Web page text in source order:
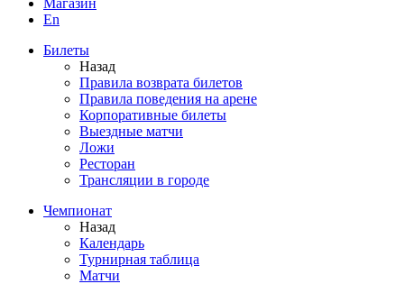
Магазин
En
Билеты
Назад
Правила возврата билетов
Правила поведения на арене
Корпоративные билеты
Выездные матчи
Ложи
Ресторан
Трансляции в городе
Чемпионат
Назад
Календарь
Турнирная таблица
Матчи